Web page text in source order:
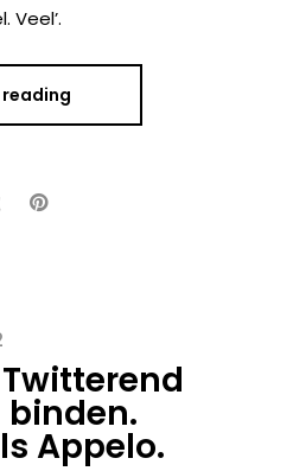
Veel’.
Appelo.